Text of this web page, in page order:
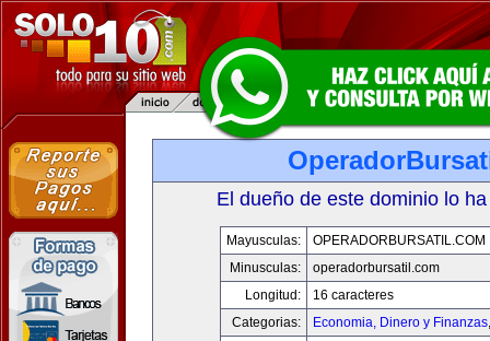
El dueño de este dominio lo
Mayusculas:
OPERADORBURSATIL.COM
Minusculas:
operadorbursatil.com
Longitud:
16 caracteres
Categorias:
Economia, Dinero y Finanzas